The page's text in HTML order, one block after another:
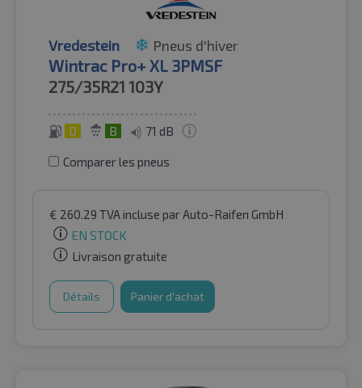
Vredestein Pneus d'hiver
Wintrac Pro+ XL 3PMSF
275/35R21 103Y
D B 71 dB
Comparer les pneus
€ 260.29 TVA incluse par Auto-Raifen GmbH
EN STOCK
Livraison gratuite
Détails Panier d'achat